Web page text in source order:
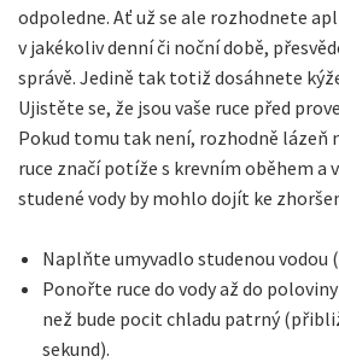
odpoledne. Ať už se ale rozhodnete
v jakékoliv denní či noční době,
správě. Jedině tak totiž dosáhnete
Ujistěte se, že jsou vaše ruce před
Pokud tomu tak není, rozhodně lázeň
ruce značí potíže s krevním oběhem a
studené vody by mohlo dojít ke
Naplňte umyvadlo studenou vodou
Ponořte ruce do vody až do
než bude pocit chladu patrný
sekund).